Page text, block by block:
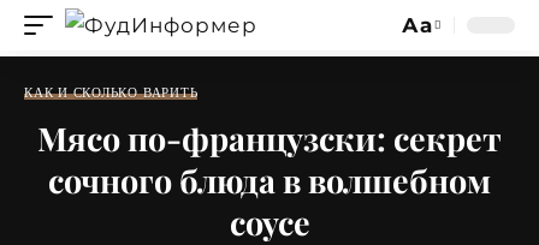
Изменение
Аа
КАК И СКОЛЬКО ВАРИТЬ
Мясо по-французски: секрет
сочного блюда в волшебном
соусе